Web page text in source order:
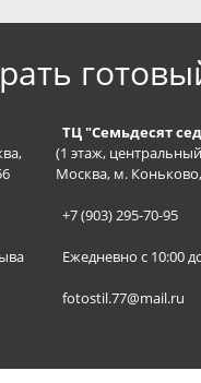
ТЦ "Семьдесят
(1 этаж,
Москва, м.
+7 (903) 295-70-95
Ежедневно с 10:00
fotostil.77@mail.ru